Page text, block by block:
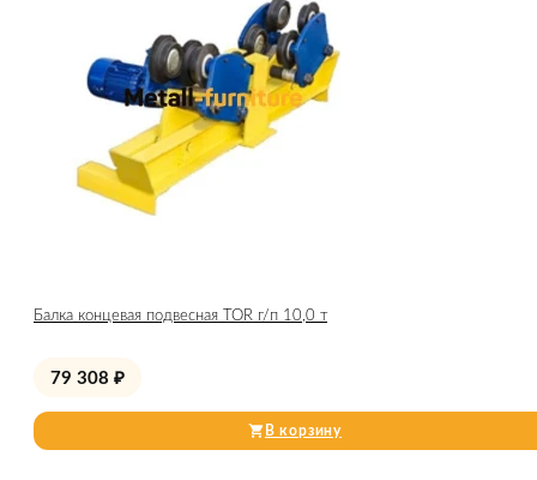
Балка концевая подвесная TOR г/п 10,0 т
79 308 ₽
В корзину